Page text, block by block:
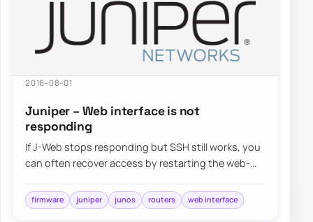
2016-08-01
Juniper – Web interface is not
responding
If J-Web stops responding but SSH still works, you
can often recover access by restarting the web-
firmware juniper junos routers web interface